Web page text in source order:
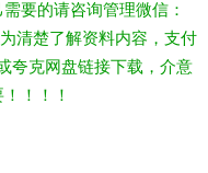
要的请咨询管理微信：
清楚了解资料内容，支付
夸克网盘链接下载，介意
！！！